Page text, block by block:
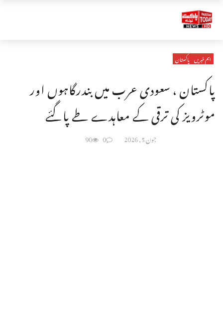
اہم خبریں پاکستان
پاکستان ، سعودی عرب میں بندرگاہوں اور
موٹرویز کی ترقی کے معاہدے طے پاگئے
جون 5, 2026 0
90